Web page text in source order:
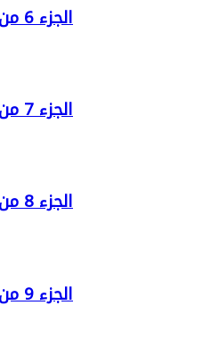
الجزء 6 من القرآن الكريم المصحف المصور
الجزء 7 من القرآن الكريم المصحف المصور
الجزء 8 من القرآن الكريم المصحف المصور
الجزء 9 من القرآن الكريم المصحف المصور